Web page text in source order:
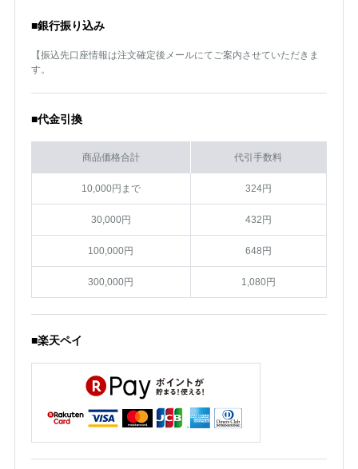
■銀行振り込み
【振込先口座情報は注文確定後メールにてご案内させていただきま
す。
■代金引換
商品価格合計 代引手数料
10,000円まで 324円
30,000円 432円
100,000円 648円
300,000円 1,080円
■楽天ペイ